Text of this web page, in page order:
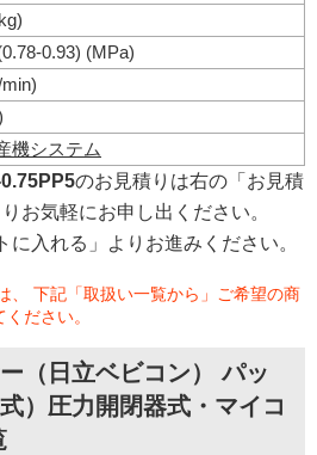
0.93) (MPa)
機システム
のお見積りは右の「お見積
お気軽にお申し出ください。
に入れる」よりお進みください。
、 下記「取扱い一覧から」ご希望の商
ださい。
（日立ベビコン） パッ
）圧力開閉器式・マイコ